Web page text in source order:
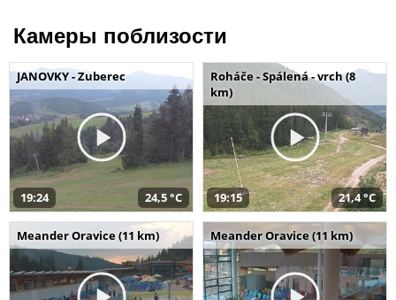
Камеры поблизости
JANOVKY - Zuberec
19:24 24,5 °C
Roháče - Spálená - vrch (8
km)
19:15 21,4 °C
Meander Oravice (11 km) Meander Oravice (11 km)